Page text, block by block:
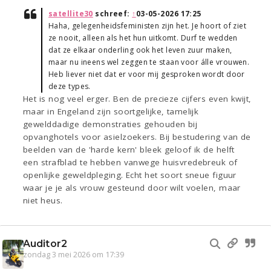
satellite30 schreef: ↑03-05-2026 17:25
Haha, gelegenheidsfeministen zijn het. Je hoort of ziet
ze nooit, alleen als het hun uitkomt. Durf te wedden
dat ze elkaar onderling ook het leven zuur maken,
maar nu ineens wel zeggen te staan voor álle vrouwen.
Heb liever niet dat er voor mij gesproken wordt door
deze types.
Het is nog veel erger. Ben de precieze cijfers even kwijt,
maar in Engeland zijn soortgelijke, tamelijk
gewelddadige demonstraties gehouden bij
opvanghotels voor asielzoekers. Bij bestudering van de
beelden van de 'harde kern' bleek geloof ik de helft
een strafblad te hebben vanwege huisvredebreuk of
openlijke geweldpleging. Echt het soort sneue figuur
waar je je als vrouw gesteund door wilt voelen, maar
niet heus.
Auditor2
zondag 3 mei 2026 om 17:39